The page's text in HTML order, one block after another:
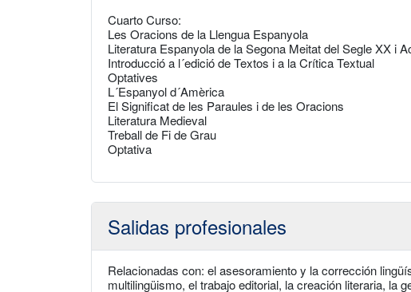
Cuarto Curso:
Les Oracions de la Llengua Espanyola
Literatura Espanyola de la Segona Meitat del Segle XX i
Introducció a l´edició de Textos i a la Crítica Textual
Optatives
L´Espanyol d´Amèrica
El Significat de les Paraules i de les Oracions
Literatura Medieval
Treball de Fi de Grau
Optativa
Salidas profesionales
Relacionadas con: el asesoramiento y la corrección
multilingüismo, el trabajo editorial, la creación literaria, la